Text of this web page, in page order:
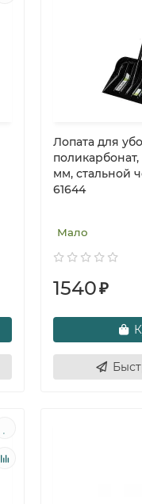
Лопата для
мм, стальной
61644
Мало
1540₽